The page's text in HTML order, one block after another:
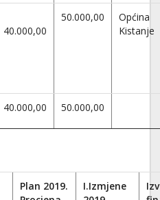
40.000,00
50.000,00
Općina
Kistanje
40.000,00 50.000,00
Plan 2019.
I.Izmjene